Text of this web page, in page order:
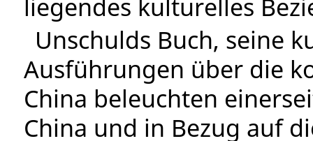
Unschulds Buch, seine
Ausführungen über die
China beleuchten
China und in Bezug auf